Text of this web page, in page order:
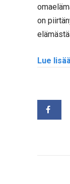
on
Lue